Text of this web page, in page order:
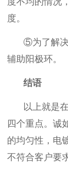
度。
⑤为了解
辅助阳极环。
结语
以上就是
四个重点。诚
的均匀性，电
不符合客户要